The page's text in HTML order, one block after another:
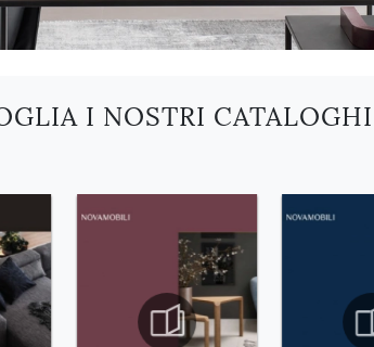
I NOSTRI CATALOGHI